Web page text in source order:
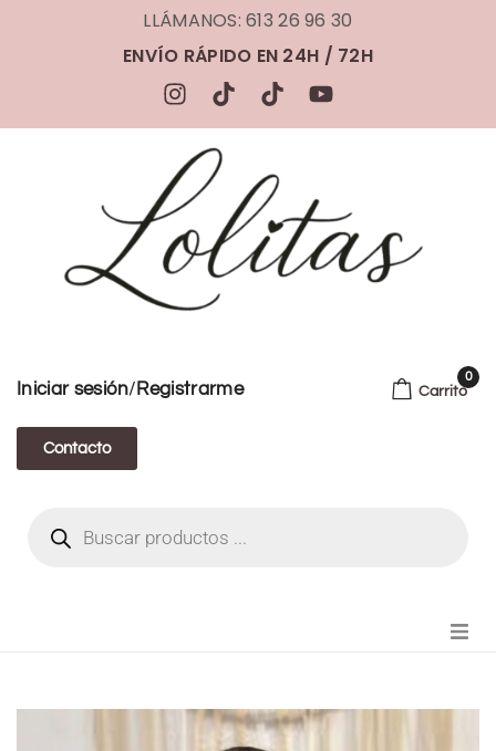
LLÁMANOS: 613 26 96 30
ENVÍO RÁPIDO EN 24H / 72H
Iniciar sesión/ Registrarme
Contacto
Carrito
0